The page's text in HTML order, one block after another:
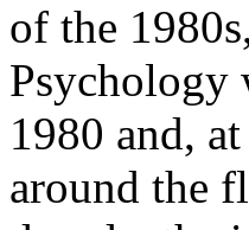
of the
Psychology
1980 and,
around the